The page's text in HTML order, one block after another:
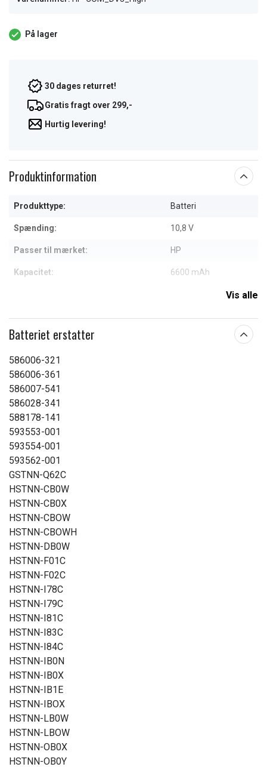
På lager
30 dages returret!
Gratis fragt over 299,-
Hurtig levering!
Produktinformation
Produkttype: Batteri
Spænding: 10,8 V
Passer til mærket: HP
Kapacitet: 6600 mAh
Vis alle
Batteriet erstatter
586006-321
586006-361
586007-541
586028-341
588178-141
593553-001
593554-001
593562-001
GSTNN-Q62C
HSTNN-CB0W
HSTNN-CB0X
HSTNN-CBOW
HSTNN-CBOWH
HSTNN-DB0W
HSTNN-F01C
HSTNN-F02C
HSTNN-I78C
HSTNN-I79C
HSTNN-I81C
HSTNN-I83C
HSTNN-I84C
HSTNN-IB0N
HSTNN-IB0X
HSTNN-IB1E
HSTNN-IBOX
HSTNN-LB0W
HSTNN-LBOW
HSTNN-OB0X
HSTNN-OB0Y